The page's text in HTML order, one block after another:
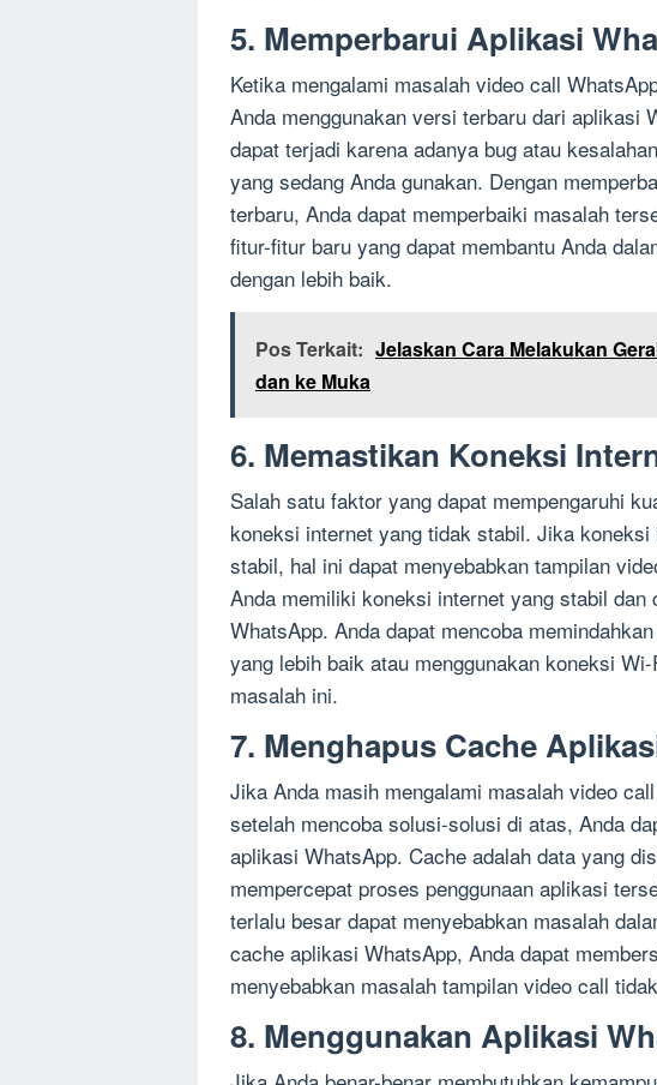
5. Memperbarui Aplikasi
Ketika mengalami masalah video call
Anda menggunakan versi terbaru dari aplikasi
dapat terjadi karena adanya bug atau
yang sedang Anda gunakan. Dengan
terbaru, Anda dapat memperbaiki masalah
fitur-fitur baru yang dapat membantu Anda
dengan lebih baik.
Pos Terkait: Jelaskan Cara Melakukan
dan ke Muka
6. Memastikan Koneksi
Salah satu faktor yang dapat mempengaruhi
koneksi internet yang tidak stabil. Jika
stabil, hal ini dapat menyebabkan tampilan
Anda memiliki koneksi internet yang stabil
WhatsApp. Anda dapat mencoba
yang lebih baik atau menggunakan koneksi
masalah ini.
7. Menghapus Cache
Jika Anda masih mengalami masalah video
setelah mencoba solusi-solusi di atas, Anda
aplikasi WhatsApp. Cache adalah data yang
mempercepat proses penggunaan aplikasi
terlalu besar dapat menyebabkan masalah
cache aplikasi WhatsApp, Anda dapat
menyebabkan masalah tampilan video call
8. Menggunakan Aplikasi